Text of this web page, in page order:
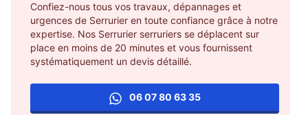
Confiez-nous tous vos travaux, dépannages et
urgences de Serrurier en toute confiance grâce à notre
expertise. Nos Serrurier serruriers se déplacent sur
place en moins de 20 minutes et vous fournissent
systématiquement un devis détaillé.
06 07 80 63 35